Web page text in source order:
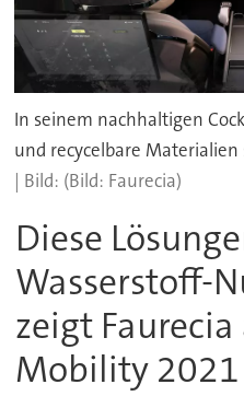
In seinem nachhaltigen
und recycelbare
(Bild: Faurecia)
Diese
Wasserstoff-
zeigt
Mobility 2021